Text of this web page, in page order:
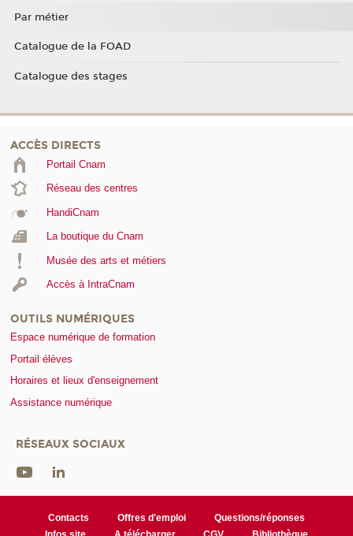
Par métier
Catalogue de la FOAD
Catalogue des stages
ACCÈS DIRECTS
Portail Cnam
Réseau des centres
HandiCnam
La boutique du Cnam
Musée des arts et métiers
Accès à IntraCnam
OUTILS NUMÉRIQUES
Espace numérique de formation
Portail élèves
Horaires et lieux d'enseignement
Assistance numérique
RÉSEAUX SOCIAUX
Contacts Offres d'emploi
Questions/réponses